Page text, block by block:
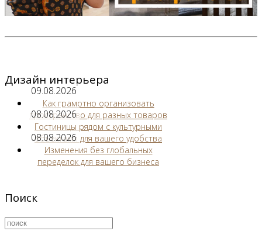
Дизайн интерьера
09.08.2026
Как грамотно организовать
пространство для разных товаров
08.08.2026
Гостиницы рядом с культурными
объектами для вашего удобства
08.08.2026
Изменения без глобальных
переделок для вашего бизнеса
Поиск